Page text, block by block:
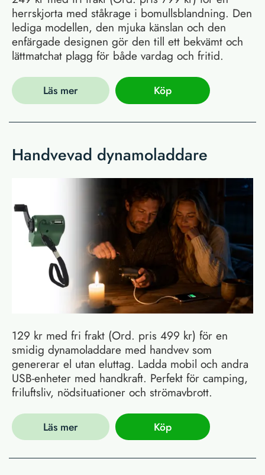
herrskjorta med ståkrage i bomullsblandning. Den
lediga modellen, den mjuka känslan och den
enfärgade designen gör den till ett bekvämt och
lättmatchat plagg för både vardag och fritid.
Läs mer Köp
Handvevad dynamoladdare
129 kr med fri frakt (Ord. pris 499 kr) för en
smidig dynamoladdare med handvev som
genererar el utan eluttag. Ladda mobil och andra
USB-enheter med handkraft. Perfekt för camping,
friluftsliv, nödsituationer och strömavbrott.
Läs mer Köp